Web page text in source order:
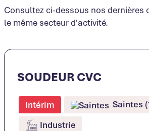
Consultez ci-dessous nos dernières
le même secteur d'activité.
SOUDEUR CVC
Intérim
Saintes
Industrie